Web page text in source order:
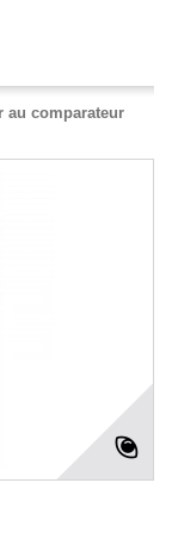
au comparateur